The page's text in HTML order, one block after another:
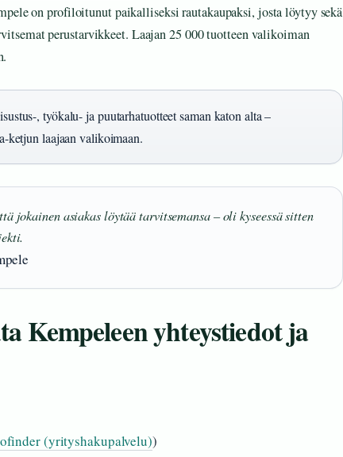
on profiloitunut paikalliseksi rautakaupaksi, josta löytyy sekä
perustarvikkeet. Laajan 25 000 tuotteen valikoiman
, työkalu- ja puutarhatuotteet saman katon alta –
ketjun laajaan valikoimaan.
jokainen asiakas löytää tarvitsemansa – oli kyseessä sitten
Kempeleen yhteystiedot ja
(yrityshakupalvelu))